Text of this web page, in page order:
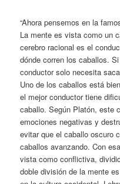
“Ahora pensemos en la
La mente es vista como un
cerebro racional es el
dónde corren los caballos.
conductor solo necesita
Uno de los caballos está
el mejor conductor tiene
caballo. Según Platón, este
emociones negativas y
evitar que el caballo oscuro
caballos avanzando. Con
vista como conflictiva,
doble división de la mente